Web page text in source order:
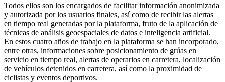
Todos ellos son los encargados de facilitar información anonimizada
y autorizada por los usuarios finales, así como de recibir las alertas
en tiempo real generadas por la plataforma, fruto de la aplicación de
técnicas de análisis geoespaciales de datos e inteligencia artificial.
En estos cuatro años de trabajo en la plataforma se han incorporado,
entre otras, informaciones sobre posicionamiento de grúas en
servicio en tiempo real, alertas de operarios en carretera, localización
de vehículos detenidos en carretera, así como la proximidad de
ciclistas y eventos deportivos.